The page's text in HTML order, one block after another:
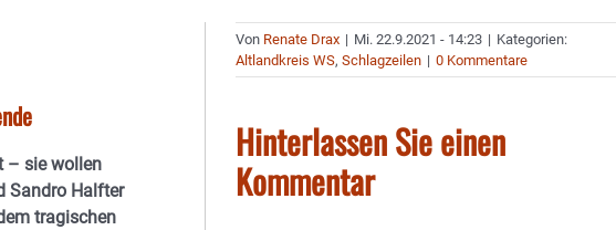
– sie wollen
Sandro Halfter
tragischen
Von Renate Drax | Mi. 22.9.2021 - 14:23 | Kategorien:
Altlandkreis WS,Schlagzeilen | 0 Kommentare
Hinterlassen Sie einen
Kommentar